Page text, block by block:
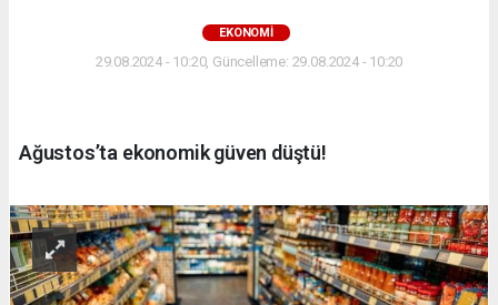
EKONOMİ
29.08.2024 - 10:20, Güncelleme: 29.08.2024 - 10:20
Ağustos’ta ekonomik güven düştü!